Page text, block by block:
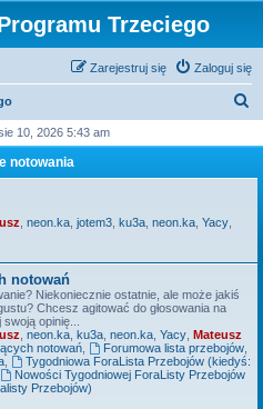
Trzeciego
Zaloguj się
Zarejestruj się
k
10, 2026 5:43 am
notowania
neon.ka jotem3 ku3a neon.ka Yacy
notowań
Niekoniecznie ostatnie, ale może jakiś
Chcesz agitować do głosowania na
opinię...
neon.ka ku3a neon.ka Yacy Mateusz
notowań, Forumowa lista przebojów,
,
Tygodniowa ForaLista Przebojów (kiedyś:
Nowości Tygodniowej ForaListy Przebojów
Przebojów)